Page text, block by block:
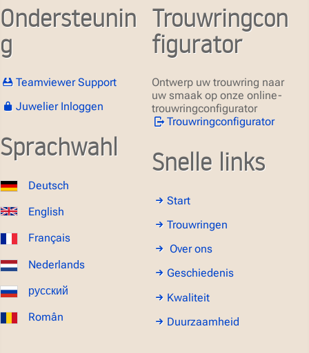
Ondersteunin
g
Teamviewer Support
Juwelier Inloggen
Sprachwahl
Deutsch
English
Français
Nederlands
русский
Român
Trouwringcon
figurator
Ontwerp uw trouwring naar
uw smaak op onze online-
trouwringconfigurator
Trouwringconfigurator
Snelle links
Start
Trouwringen
Over ons
Geschiedenis
Kwaliteit
Duurzaamheid